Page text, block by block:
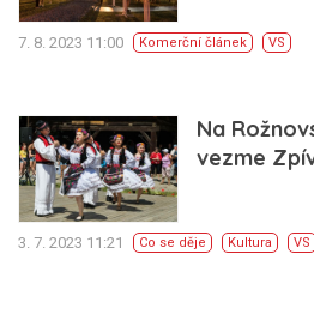
7. 8. 2023 11:00 Komerční článek VS
Na
vezme
3. 7. 2023 11:21 Co se děje Kultura VS